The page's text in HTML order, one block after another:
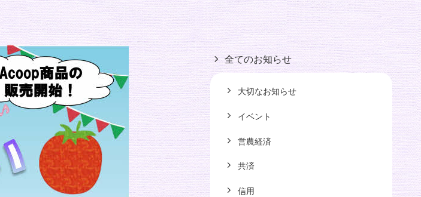
全てのお知らせ
大切なお知らせ
イベント
営農経済
共済
信用